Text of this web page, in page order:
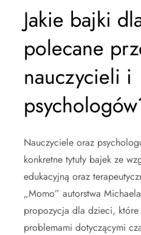
Jakie bajki
polecane
nauczycieli i
Nauczyciele oraz
konkretne tytuły bajek ze
edukacyjną oraz
„Momo” autorstwa
propozycja dla dzieci,
problemami dotyczącymi